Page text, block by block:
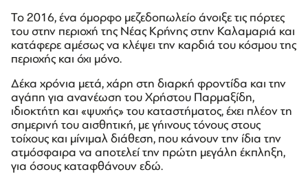
Το 2016, ένα όμορφο μεζεδοπωλείο άνοιξε τις πόρτες
του στην περιοχή της Νέας Κρήνης στην Καλαμαριά και
κατάφερε αμέσως να κλέψει την καρδιά του κόσμου της
περιοχής και όχι μόνο.
Δέκα χρόνια μετά, χάρη στη διαρκή φροντίδα και την
αγάπη για ανανέωση του Χρήστου Παρμαξίδη,
ιδιοκτήτη και «ψυχής» του καταστήματος, έχει πλέον τη
σημερινή του αισθητική, με γήινους τόνους στους
τοίχους και μίνιμαλ διάθεση, που κάνουν την ίδια την
ατμόσφαιρα να αποτελεί την πρώτη μεγάλη έκπληξη,
για όσους καταφθάνουν εδώ.